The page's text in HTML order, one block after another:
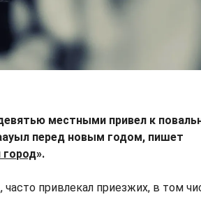
местными привел к
перед новым годом, пишет
город».
привлекал приезжих, в том